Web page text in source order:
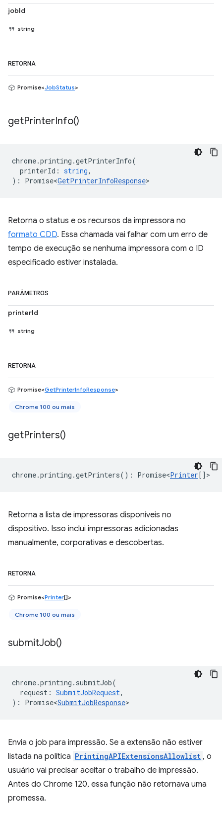
jobId
string
RETORNA
Promise<JobStatus>
getPrinterInfo()
chrome.printing .getPrinterInfo(
printerId : string,
) : Promise<GetPrinterInfoResponse>
Retorna o status e os recursos da impressora no
formato CDD. Essa chamada vai falhar com um erro de
tempo de execução se nenhuma impressora com o ID
especificado estiver instalada.
PARÂMETROS
printerId
string
RETORNA
Promise<GetPrinterInfoResponse>
Chrome 100 ou mais
getPrinters()
chrome.printing .getPrinters() : Promise<Printer[] >
Retorna a lista de impressoras disponíveis no
dispositivo. Isso inclui impressoras adicionadas
manualmente, corporativas e descobertas.
RETORNA
Promise<Printer[]>
Chrome 100 ou mais
submitJob()
chrome.printing . submitJob(
request : SubmitJobRequest,
) : Promise<SubmitJobResponse>
Envia o job para impressão. Se a extensão não estiver
listada na política PrintingAPIExtensionsAllowlist , o
usuário vai precisar aceitar o trabalho de impressão.
Antes do Chrome 120, essa função não retornava uma
promessa.